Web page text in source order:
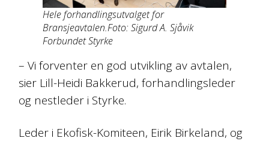
Hele forhandlingsutvalget for
Bransjeavtalen.Foto: Sigurd A. Sjåvik
Forbundet Styrke
– Vi forventer en god utvikling av avtalen,
sier Lill-Heidi Bakkerud, forhandlingsleder
og nestleder i Styrke.
Leder i Ekofisk-Komiteen, Eirik Birkeland, og